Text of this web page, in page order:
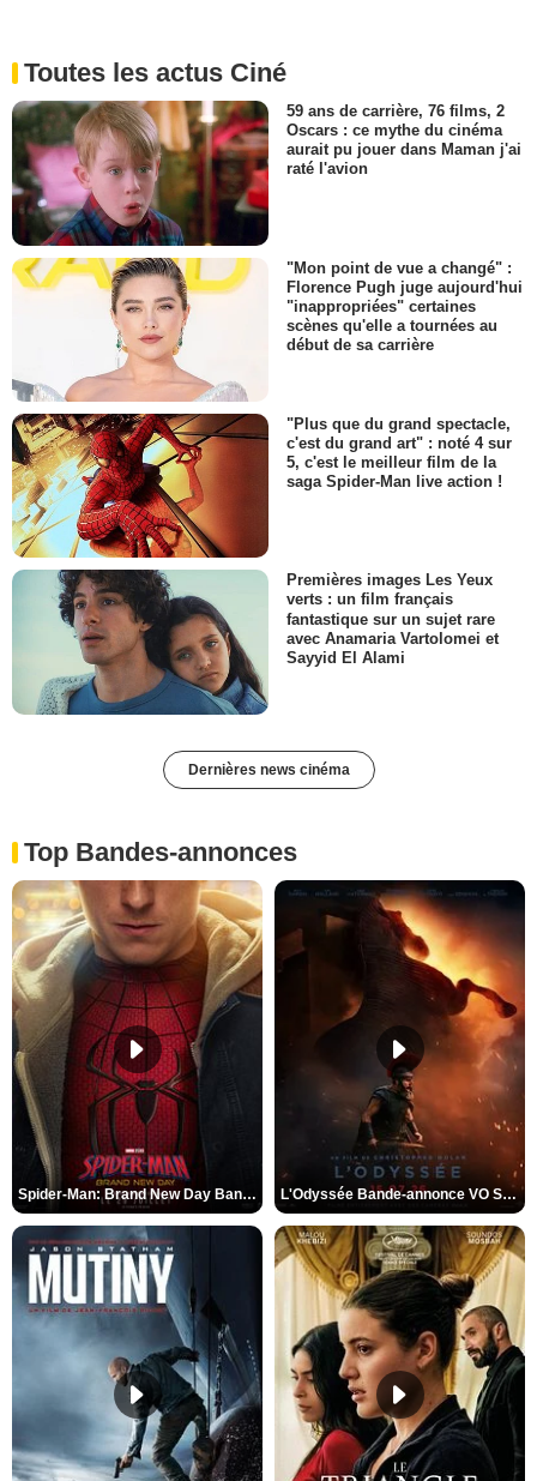
Toutes les actus Ciné
59 ans de carrière, 76 films, 2
Oscars : ce mythe du cinéma
aurait pu jouer dans Maman j'ai
raté l'avion
"Mon point de vue a changé" :
Florence Pugh juge aujourd'hui
"inappropriées" certaines
scènes qu'elle a tournées au
début de sa carrière
"Plus que du grand spectacle,
c'est du grand art" : noté 4 sur
5, c'est le meilleur film de la
saga Spider-Man live action !
Premières images Les Yeux
verts : un film français
fantastique sur un sujet rare
avec Anamaria Vartolomei et
Sayyid El Alami
Dernières news cinéma
Top Bandes-annonces
Spider-Man: Brand New Day Bande-annonce VO STFR L'Odyssée Bande-annonce VO STFR